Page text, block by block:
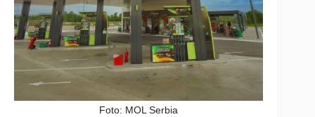
Foto: MOL Serbia